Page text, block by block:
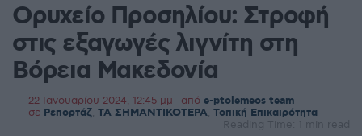
Ορυχείο Προσηλίου: Στροφή
στις εξαγωγές λιγνίτη στη
Βόρεια Μακεδονία
22 Ιανουαρίου 2024, 12:45 μμ από e-ptolemeos team
σε Ρεπορτάζ ΤΑ ΣΗΜΑΝΤΙΚΟΤΕΡΑ Τοπική Επικαιρότητα
Reading Time: 1 min read